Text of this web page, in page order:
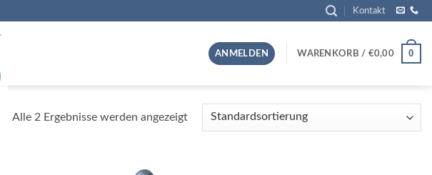
Kontakt
ANMELDEN WARENKORB / €0,00 0
Alle 2 Ergebnisse werden angezeigt